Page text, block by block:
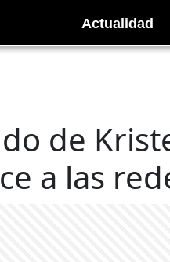
Actualidad
de
a las